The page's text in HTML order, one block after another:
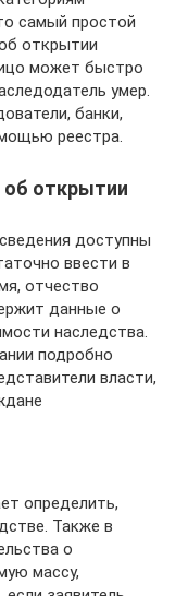
самый простой
открытии
может быстро
умер.
банки,
реестра.
открытии
доступны
ввести в
отчество
данные о
наследства.
подробно
власти,
определить,
Также в
о
массу,